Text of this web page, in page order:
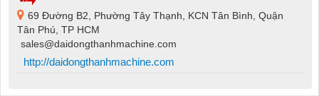
69 Đường B2, Phường Tây Thạnh, KCN Tân Bình, Quận
Tân Phú, TP HCM
sales@daidongthanhmachine.com
http://daidongthanhmachine.com